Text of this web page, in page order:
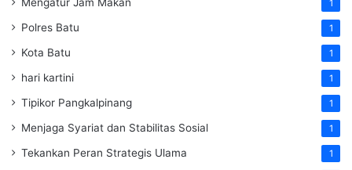
1
Polres Batu 1
Kota Batu 1
hari kartini 1
Tipikor Pangkalpinang 1
Menjaga Syariat dan Stabilitas Sosial 1
Tekankan Peran Strategis Ulama 1